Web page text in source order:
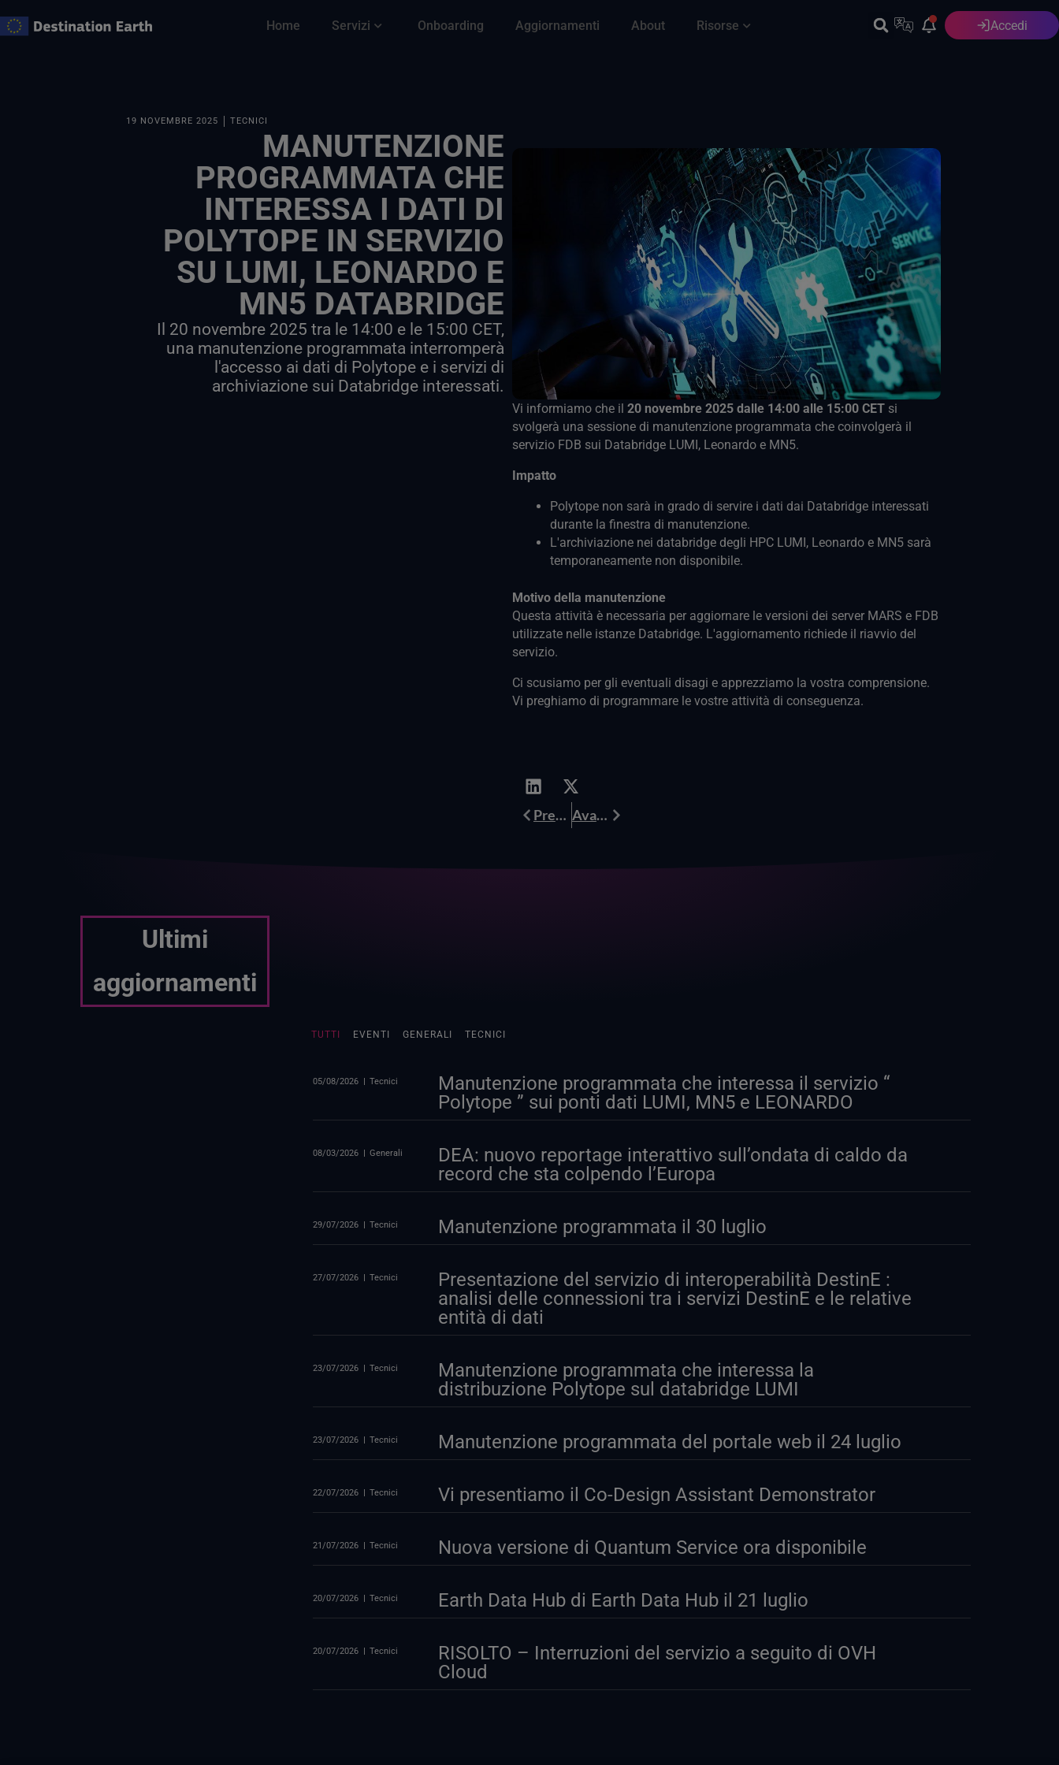
al
Home Servizi Onboarding Aggiornamenti About Risorse Italiano Accedi
19 NOVEMBRE 2025 TECNICI
MANUTENZIONE
PROGRAMMATA CHE
INTERESSA I DATI DI
POLYTOPE IN SERVIZIO
SU LUMI, LEONARDO E
MN5 DATABRIDGE
Il 20 novembre 2025 tra le 14:00 e le 15:00 CET,
una manutenzione programmata interromperà
l'accesso ai dati di Polytope e i servizi di
archiviazione sui Databridge interessati.
Vi informiamo che il 20 novembre 2025 dalle 14:00 alle 15:00 CETsi
svolgerà una sessione di manutenzione programmata che coinvolgerà il
servizio FDB sui Databridge LUMI, Leonardo e MN5.
Impatto
Polytope non sarà in grado di servire i dati dai Databridge interessati
durante la finestra di manutenzione.
L'archiviazione nei databridge degli HPC LUMI, Leonardo e MN5 sarà
temporaneamente non disponibile.
Motivo della manutenzione
Questa attività è necessaria per aggiornare le versioni dei server MARS e FDB
utilizzate nelle istanze Databridge. L'aggiornamento richiede il riavvio del
servizio.
Ci scusiamo per gli eventuali disagi e apprezziamo la vostra comprensione.
Vi preghiamo di programmare le vostre attività di conseguenza.
Prev Precedente Avanti Avanti
Ultimi
aggiornamenti
EVENTI GENERALI TECNICI
TUTTI
05/08/2026 Tecnici
Manutenzione programmata che interessa il servizio “
Polytope ” sui ponti dati LUMI, MN5 e LEONARDO
08/03/2026 Generali
DEA: nuovo reportage interattivo sull’ondata di caldo da
record che sta colpendo l’Europa
29/07/2026 Tecnici Manutenzione programmata il 30 luglio
27/07/2026 Tecnici
Presentazione del servizio di interoperabilità DestinE :
analisi delle connessioni tra i servizi DestinE e le relative
entità di dati
23/07/2026 Tecnici
Manutenzione programmata che interessa la
distribuzione Polytope sul databridge LUMI
23/07/2026 Tecnici Manutenzione programmata del portale web il 24 luglio
22/07/2026 Tecnici Vi presentiamo il Co-Design Assistant Demonstrator
21/07/2026 Tecnici Nuova versione di Quantum Service ora disponibile
20/07/2026 Tecnici Earth Data Hub di Earth Data Hub il 21 luglio
20/07/2026 Tecnici
RISOLTO – Interruzioni del servizio a seguito di OVH
Cloud